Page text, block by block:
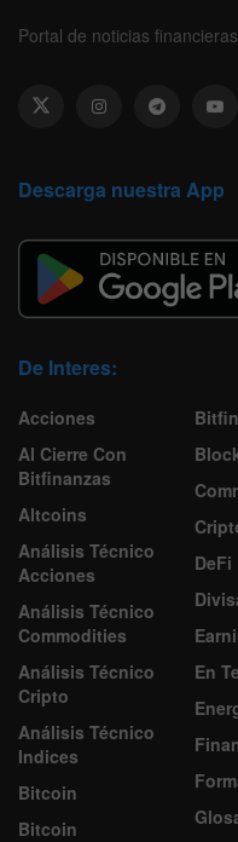
Portal de noticias
Descarga nuestra App
De Interes:
Acciones
Al Cierre Con
Bitfinanzas
Altcoins
Análisis Técnico
Acciones
Análisis Técnico
Commodities
Análisis Técnico
Cripto
Análisis Técnico
Indices
Bitcoin
Bitcoin
DeFi
En